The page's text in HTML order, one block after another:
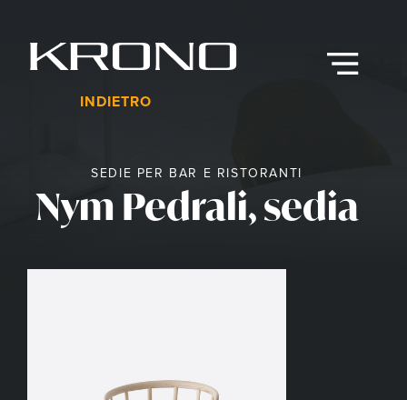
contenuto
Menu
INDIETRO
SEDIE PER BAR E RISTORANTI
Nym Pedrali, sedia